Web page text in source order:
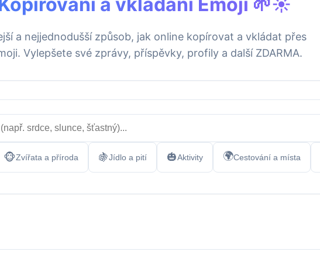
a nejjednodušší způsob, jak online kopírovat a vkládat přes
Vylepšete své zprávy, příspěvky, profily a další ZDARMA.
🐵Zvířata a příroda 🍇Jídlo a pití 🎃Aktivity 🌍Cestování a místa